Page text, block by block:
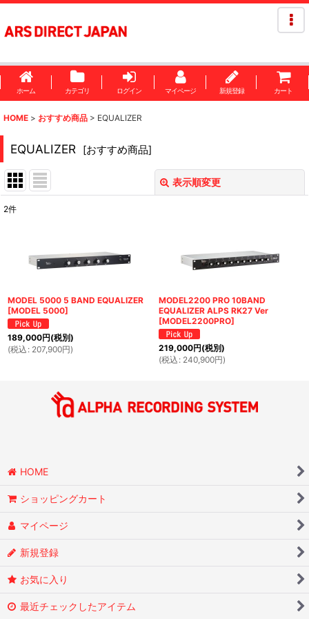
ホーム カテゴリ ログイン マイページ 新規登録 カート
HOME > おすすめ商品 > EQUALIZER
EQUALIZER [おすすめ商品]
表示順変更
並び順:
絞り込む
2件
MODEL 5000 5 BAND EQUALIZER
[MODEL 5000]
189,000円(税別)
(税込 : 207,900円)
MODEL2200 PRO 10BAND
EQUALIZER ALPS RK27 Ver
[MODEL2200PRO]
219,000円(税別)
(税込 : 240,900円)
HOME
ショッピングカート
マイページ
新規登録
お気に入り
最近チェックしたアイテム